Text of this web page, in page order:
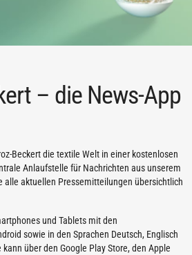
– die News-App
Beckert die textile Welt in einer kostenlosen
Anlaufstelle für Nachrichten aus unserem
alle aktuellen Pressemitteilungen übersichtlich
und Tablets mit den
sowie in den Sprachen Deutsch, Englisch
über den Google Play Store, den Apple